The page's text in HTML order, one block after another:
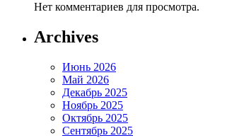
Нет комментариев для просмотра.
Archives
Июнь 2026
Май 2026
Декабрь 2025
Ноябрь 2025
Октябрь 2025
Сентябрь 2025